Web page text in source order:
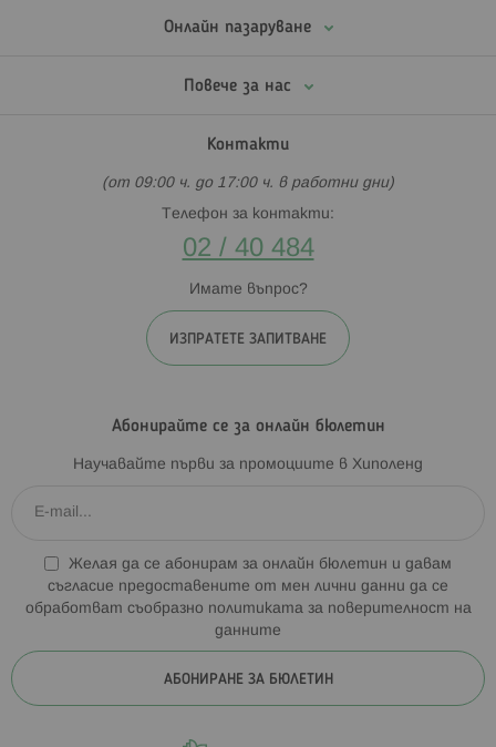
Онлайн пазаруване
Повече за нас
Контакти
(от 09:00 ч. до 17:00 ч. в работни дни)
Телефон за контакти:
02 / 40 484
Имате въпрос?
ИЗПРАТЕТЕ ЗАПИТВАНЕ
Абонирайте се за онлайн бюлетин
Научавайте първи за промоциите в Хиполенд
Желая да се абонирам за онлайн бюлетин и давам
съгласие предоставените от мен лични данни да се
обработват съобразно политиката за поверителност на
данните
АБОНИРАНЕ ЗА БЮЛЕТИН